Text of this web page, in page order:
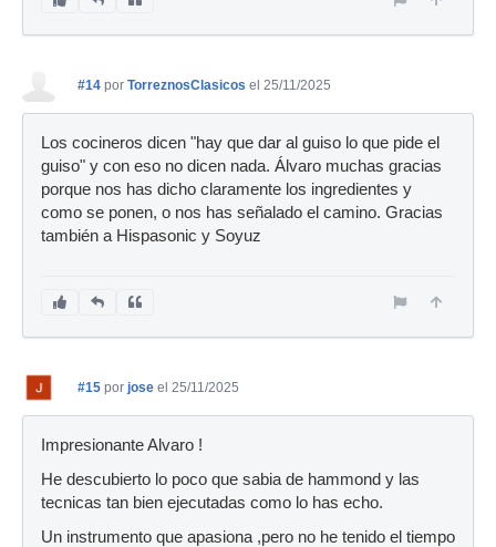
#14 por TorreznosClasicos el 25/11/2025
Los cocineros dicen "hay que dar al guiso lo que pide el
guiso" y con eso no dicen nada. Álvaro muchas gracias
porque nos has dicho claramente los ingredientes y
como se ponen, o nos has señalado el camino. Gracias
también a Hispasonic y Soyuz
#15 por jose el 25/11/2025
Impresionante Alvaro !
He descubierto lo poco que sabia de hammond y las
tecnicas tan bien ejecutadas como lo has echo.
Un instrumento que apasiona ,pero no he tenido el tiempo